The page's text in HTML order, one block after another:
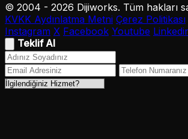
© 2004 - 2026 Dijiworks. Tüm hakları
KVKK Aydınlatma Metni Çerez Politikası
Instagram X Facebook Youtube
Teklif Al